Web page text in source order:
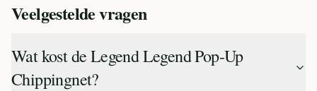
Veelgestelde vragen
Wat kost de Legend Legend Pop-Up
Chippingnet?